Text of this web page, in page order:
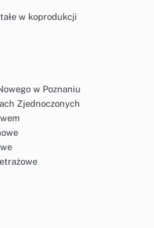
w koprodukcji
w Poznaniu
Zjednoczonych